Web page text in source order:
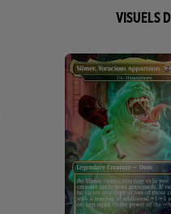
VISUELS